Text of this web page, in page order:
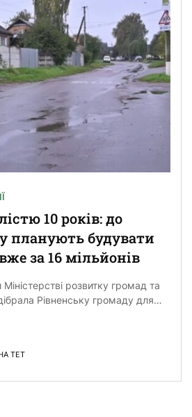
10 років: до
планують будувати
за 16 мільйонів
розвитку громад та
Рівненську громаду для
ТЕТ